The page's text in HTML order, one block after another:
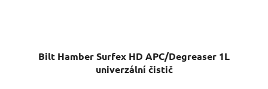
Bilt Hamber Surfex HD APC/Degreaser 1L
univerzální čistič